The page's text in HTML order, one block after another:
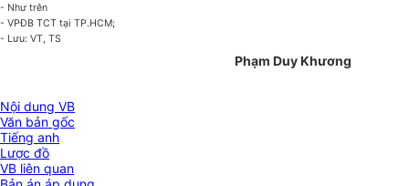
- Như trên
- VPĐB TCT tại TP.HCM;
- Lưu: VT, TS
Phạm Duy Khương
Nội dung VB
Văn bản gốc
Tiếng anh
Lược đồ
VB liên quan